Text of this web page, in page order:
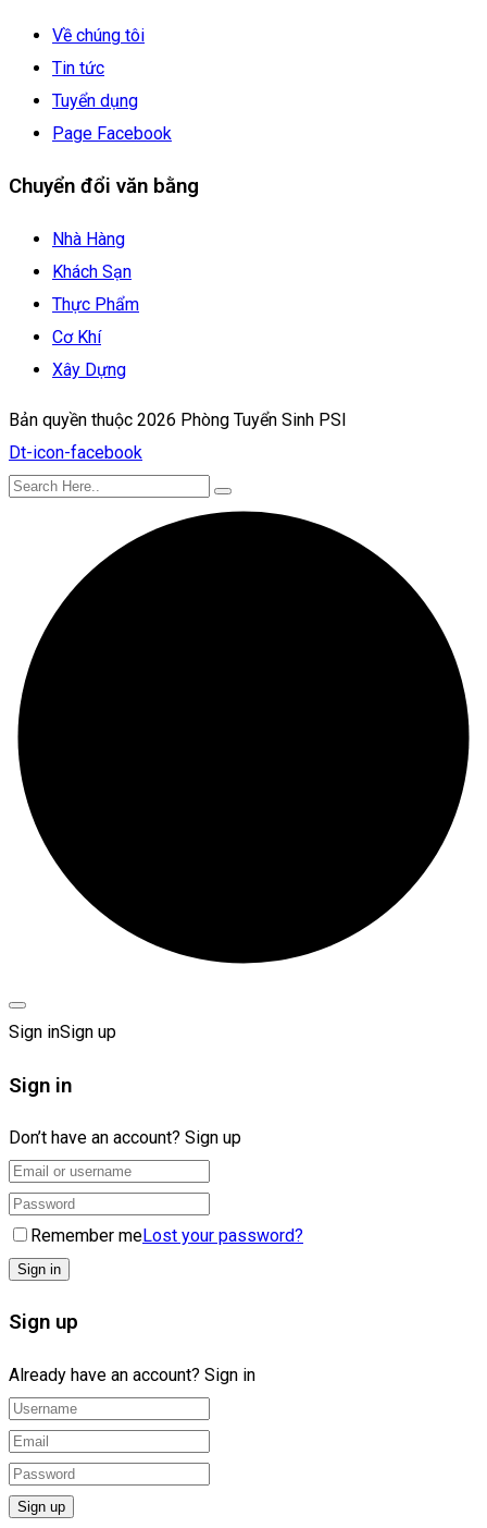
Về chúng tôi
Tin tức
Tuyển dụng
Page Facebook
Chuyển đổi văn bằng
Nhà Hàng
Khách Sạn
Thực Phẩm
Cơ Khí
Xây Dựng
Bản quyền thuộc 2026 Phòng Tuyển Sinh PSI
Dt-icon-facebook
Sign inSign up
Sign in
Don’t have an account? Sign up
Remember meLost your password?
Sign up
Already have an account? Sign in